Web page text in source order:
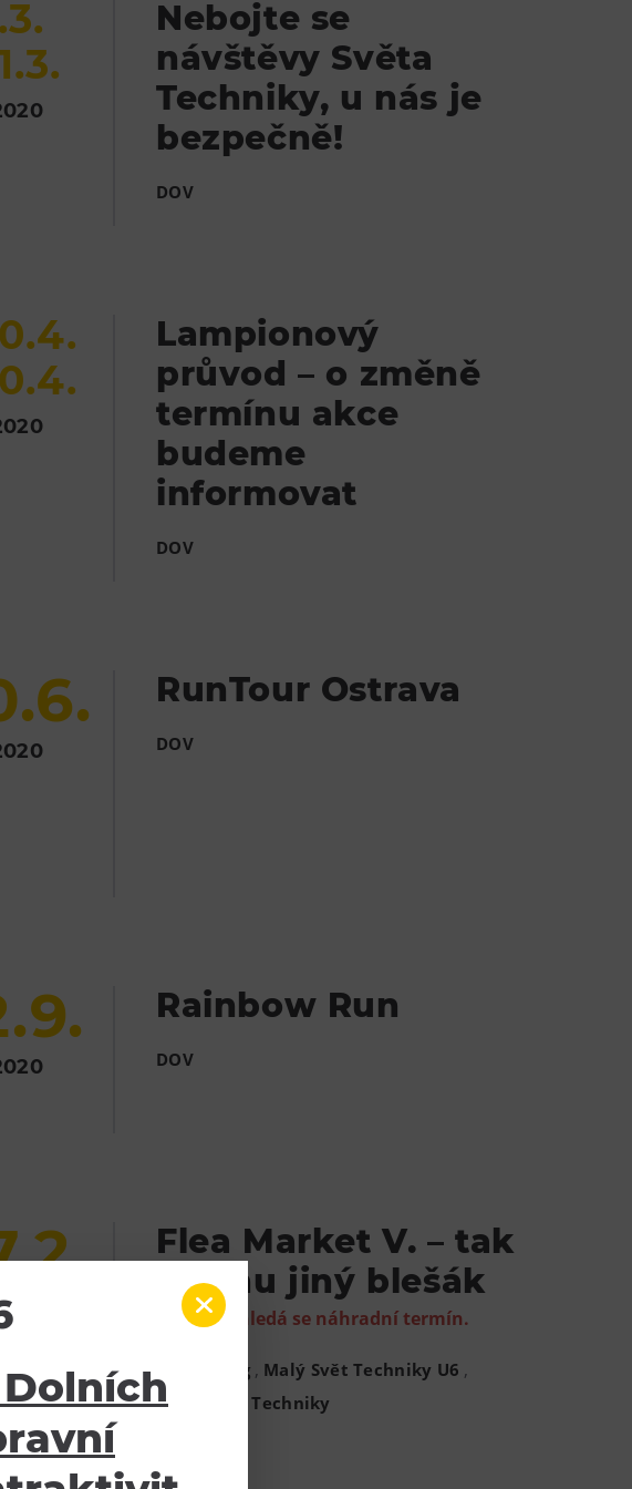
Nebojte se
návštěvy Světa
Techniky, u nás je
bezpečně!
DOV
Lampionový
průvod – o změně
termínu akce
budeme
informovat
DOV
RunTour Ostrava
DOV
Rainbow Run
DOV
Flea Market V. – tak
trochu jiný blešák
Zrušeno, hledá se náhradní termín.
Gong , Malý Svět Techniky U6 ,
Velký Svět Techniky